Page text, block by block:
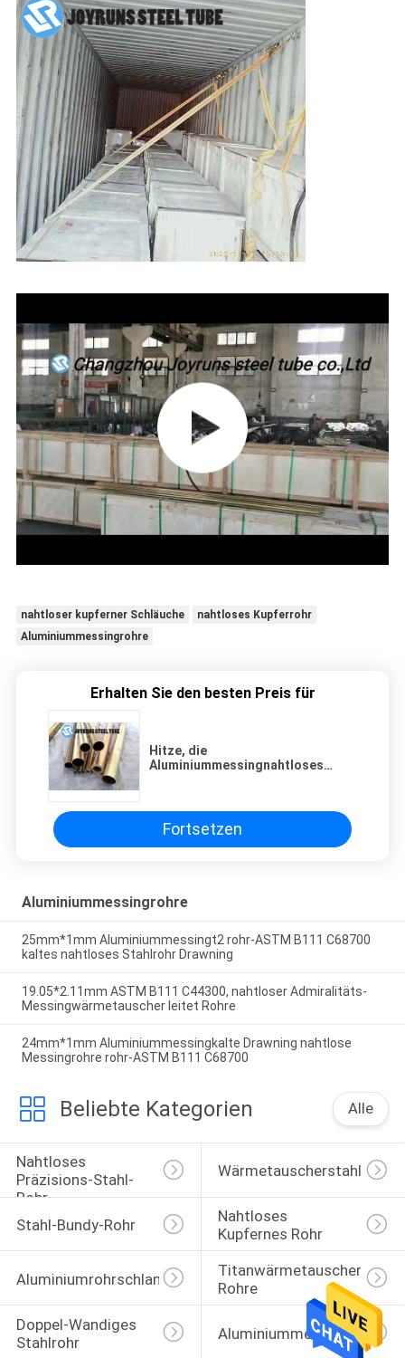
nahtloser kupferner Schläuche
nahtloses Kupferrohr
Aluminiummessingrohre
Erhalten Sie den besten Preis für
Hitze, die
Aluminiummessingnahtloses
austauscht
Fortsetzen
Aluminiummessingrohre
25mm*1mm Aluminiummessingt2 rohr-ASTM B111 C68700
kaltes nahtloses Stahlrohr Drawning
19.05*2.11mm ASTM B111 C44300, nahtloser Admiralitäts-
Messingwärmetauscher leitet Rohre
24mm*1mm Aluminiummessingkalte Drawning nahtlose
Messingrohre rohr-ASTM B111 C68700
Beliebte Kategorien Alle
Nahtloses
Präzisions-Stahl-
Rohr
Wärmetauscherstahlrohr
Stahl-Bundy-Rohr
Nahtloses
Kupfernes Rohr
Aluminiumrohrschlange
Titanwärmetauscher-
Rohre
Doppel-Wandiges
Stahlrohr
Aluminiummessingrohre